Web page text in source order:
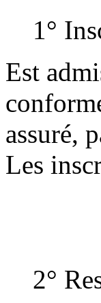
1°
Est
assuré,
Les
2°